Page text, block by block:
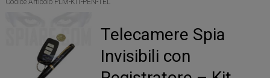
Codice Articolo PLM-KIT-PEN-TEL
Telecamere Spia
Invisibili con